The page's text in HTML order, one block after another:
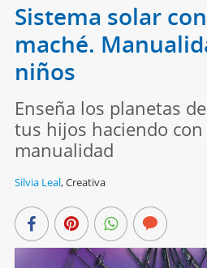
Sistema solar
maché.
niños
Enseña los planetas
tus hijos haciendo
manualidad
Silvia Leal,Creativa